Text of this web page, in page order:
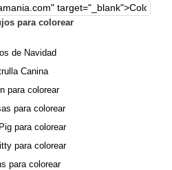
para colorear
de Navidad
Canina
para colorear
para colorear
para colorear
para colorear
para colorear